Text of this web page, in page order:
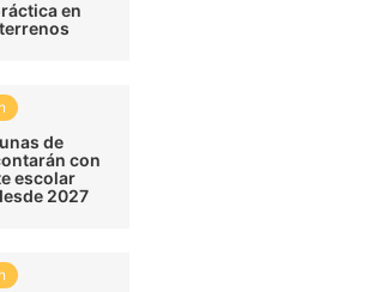
en
de
con
escolar
2027